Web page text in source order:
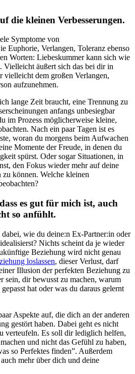
die kleinen Verbesserungen.
Symptome von
Euphorie, Verlangen, Toleranz ebenso
Worten: Liebeskummer kann sich wie
Vielleicht äußert sich das bei dir in
dem großen Verlangen,
aufzunehmen.
lange Zeit braucht, eine Trennung zu
anfangs unbesiegbar
im Prozess möglicherweise kleine,
Nach ein paar Tagen ist es
woran du morgens beim Aufwachen
Momente der Freude, in denen du
spürst. Oder sogar Situationen, in
den Fokus wieder mehr auf deine
zu können. Welche kleinen
es gut für mich ist, auch
so anfühlt.
wie du deine:n Ex-Partner:in oder
Nichts scheint da je wieder
Beziehung wird nicht genau
loslassen, dieser Verlust, darf
Illusion der perfekten Beziehung zu
sein, dir bewusst zu machen, warum
hat oder was du daraus gelernt
Aspekte auf, die dich an der anderen
gestört haben. Dabei geht es nicht
verteufeln. Es soll dir lediglich helfen,
und nicht das Gefühl zu haben,
so Perfektes finden”. Außerdem
mehr über dich und deine